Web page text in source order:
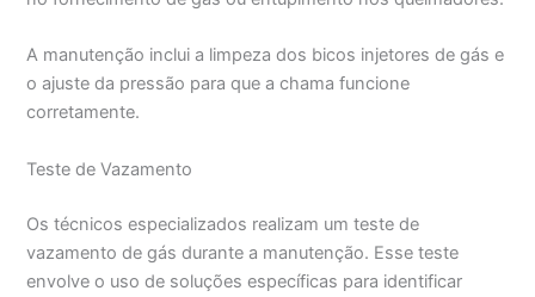
A manutenção inclui a limpeza dos bicos injetores de gás e
o ajuste da pressão para que a chama funcione
corretamente.
Teste de Vazamento
Os técnicos especializados realizam um teste de
vazamento de gás durante a manutenção. Esse teste
envolve o uso de soluções específicas para identificar